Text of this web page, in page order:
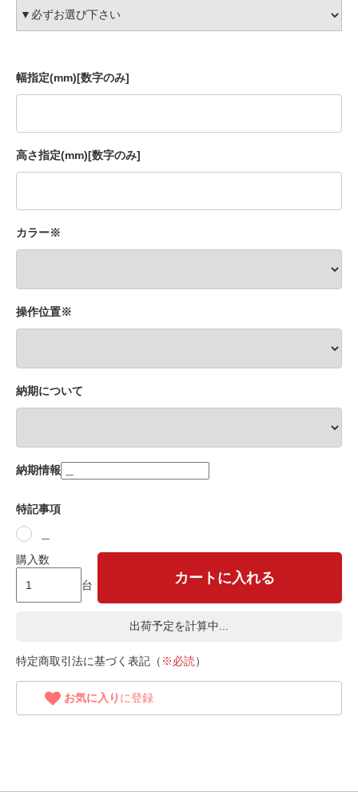
幅指定(mm)[数字のみ]
高さ指定(mm)[数字のみ]
カラー※
操作位置※
納期について
納期情報
特記事項
購入数
台
カートに入れる
出荷予定を計算中...
特定商取引法に基づく表記（ ※必読）
お気に入り に登録